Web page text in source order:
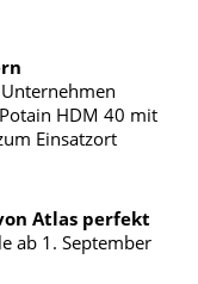
HDM 40 mit
Einsatzort
Atlas perfekt
ab 1. September